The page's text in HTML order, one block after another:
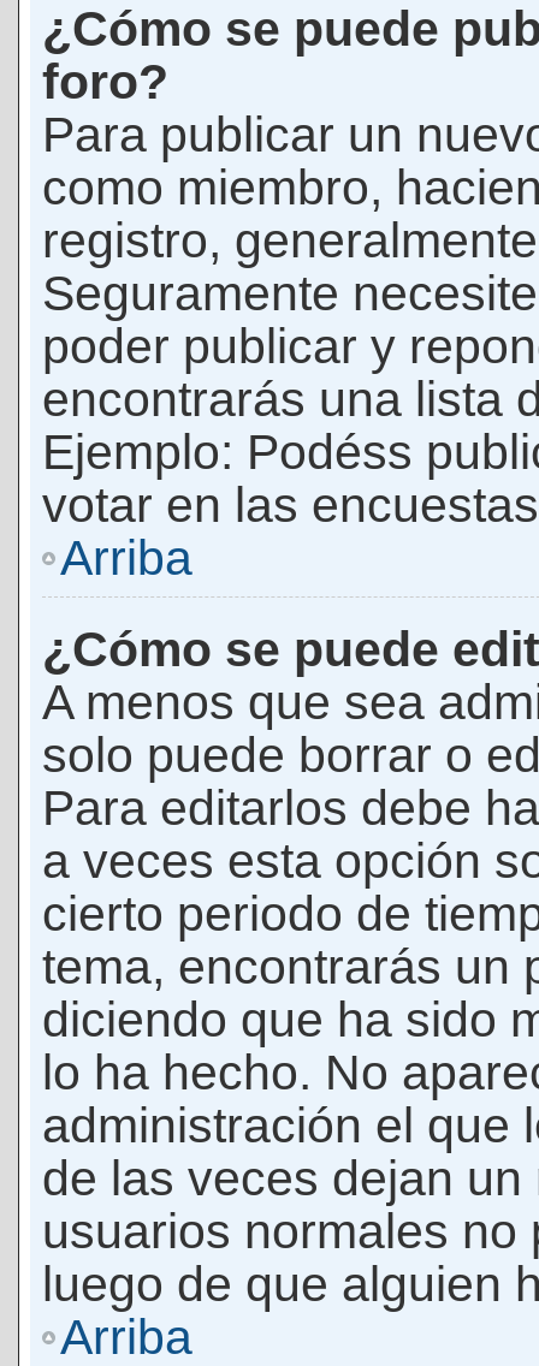
¿Cómo se puede
foro?
Para publicar un
como miembro,
registro,
Seguramente
poder publicar y
encontrarás una lista
Ejemplo: Podéss
votar en las
Arriba
¿Cómo se puede
A menos que sea
solo puede borrar o
Para editarlos debe
a veces esta opción
cierto periodo de
tema, encontrarás un
diciendo que ha sido
lo ha hecho. No
administración el que
de las veces dejan
usuarios normales
luego de que alguien
Arriba